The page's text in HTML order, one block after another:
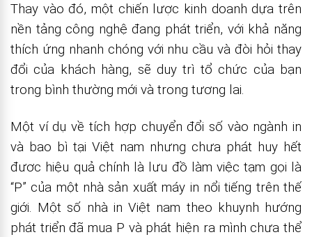
Thay vào đó, một chiến lược kinh doanh dựa trên
nền tảng công nghệ đang phát triển, với khả năng
thích ứng nhanh chóng với nhu cầu và đòi hỏi thay
đổi của khách hàng, sẽ duy trì tổ chức của bạn
trong bình thường mới và trong tương lai.
Một ví dụ về tích hợp chuyển đổi số vào ngành in
và bao bì tại Việt nam nhưng chưa phát huy hết
đươc hiệu quả chính là lưu đồ làm việc tạm gọi là
“P” của một nhà sản xuất máy in nổi tiếng trên thế
giới. Một số nhà in Việt nam theo khuynh hướng
phát triển đã mua P và phát hiện ra mình chưa thể